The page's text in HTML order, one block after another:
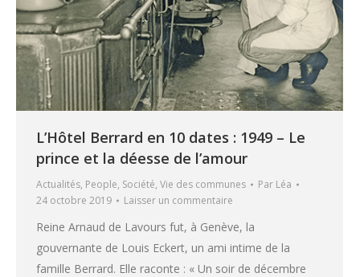
L’Hôtel Berrard en 10 dates : 1949 – Le
prince et la déesse de l’amour
Actualités, People, Société, Vie des communes Par Léa
24 octobre 2019
Laisser un commentaire
Reine Arnaud de Lavours fut, à Genève, la
gouvernante de Louis Eckert, un ami intime de la
famille Berrard. Elle raconte : « Un soir de décembre